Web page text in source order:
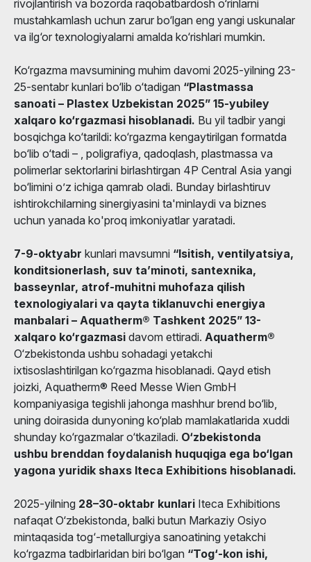
rivojlantirish va bozorda raqobatbardosh o‘rinlarni
mustahkamlash uchun zarur bo‘lgan eng yangi uskunalar
va ilg‘or texnologiyalarni amalda ko‘rishlari mumkin.
Ko‘rgazma mavsumining muhim davomi 2025-yilning 23-
25-sentabr kunlari bo‘lib o‘tadigan “Plastmassa
sanoati – Plastex Uzbekistan 2025” 15-yubiley
xalqaro ko‘rgazmasi hisoblanadi. Bu yil tadbir yangi
bosqichga ko‘tarildi: ko‘rgazma kengaytirilgan formatda
bo‘lib o‘tadi – , poligrafiya, qadoqlash, plastmassa va
polimerlar sektorlarini birlashtirgan 4P Central Asia yangi
bo‘limini o’z ichiga qamrab oladi. Bunday birlashtiruv
ishtirokchilarning sinergiyasini ta'minlaydi va biznes
uchun yanada ko'proq imkoniyatlar yaratadi.
7-9-oktyabr kunlari mavsumni “Isitish, ventilyatsiya,
konditsionerlash, suv ta’minoti, santexnika,
basseynlar, atrof-muhitni muhofaza qilish
texnologiyalari va qayta tiklanuvchi energiya
manbalari – Aquatherm® Tashkent 2025” 13-
xalqaro ko‘rgazmasi davom ettiradi. Aquatherm®
O‘zbekistonda ushbu sohadagi yetakchi
ixtisoslashtirilgan ko‘rgazma hisoblanadi. Qayd etish
joizki, Aquatherm® Reed Messe Wien GmbH
kompaniyasiga tegishli jahonga mashhur brend bo‘lib,
uning doirasida dunyoning ko‘plab mamlakatlarida xuddi
shunday ko‘rgazmalar o‘tkaziladi. O‘zbekistonda
ushbu brenddan foydalanish huquqiga ega bo‘lgan
yagona yuridik shaxs Iteca Exhibitions hisoblanadi.
2025-yilning 28–30-oktabr kunlari Iteca Exhibitions
nafaqat O‘zbekistonda, balki butun Markaziy Osiyo
mintaqasida tog‘-metallurgiya sanoatining yetakchi
ko‘rgazma tadbirlaridan biri bo‘lgan “Tog‘-kon ishi,